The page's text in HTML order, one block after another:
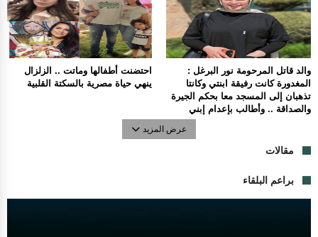
احتضنت أطفالها وماتت .. الزلزال
ينهي حياة مصرية بالسكتة القلبية
والد قاتل المرحومة نور البرغل :
المغدورة كانت رفيقة ابنتي وكانتا
تذهبان إلى المسجد معا بحكم الجيرة
والصداقة .. وأطالب بإعدام إبني
عرض المزيد
مقالات
براعم البلقاء